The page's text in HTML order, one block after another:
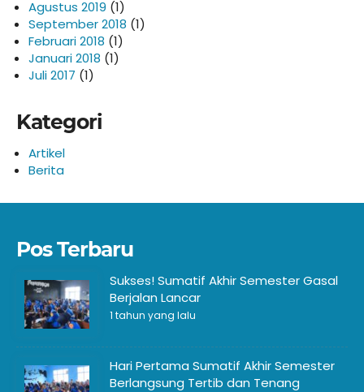
Agustus 2019 (1)
September 2018 (1)
Februari 2018 (1)
Januari 2018 (1)
Juli 2017 (1)
Kategori
Artikel
Berita
Pos Terbaru
Sukses! Sumatif Akhir Semester Gasal
Berjalan Lancar
1 tahun yang lalu
Hari Pertama Sumatif Akhir Semester
Berlangsung Tertib dan Tenang